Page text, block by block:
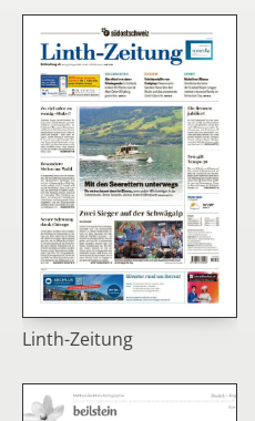
Linth-Zeitung